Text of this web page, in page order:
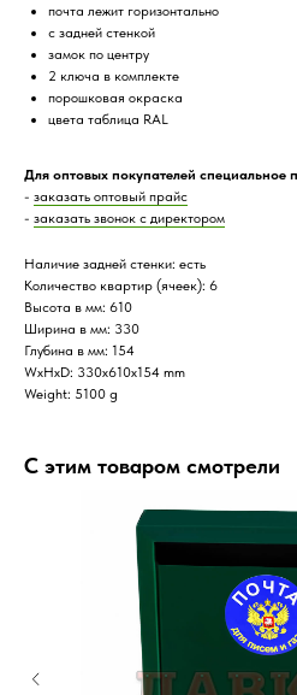
почта лежит горизонтально
с задней стенкой
замок по центру
2 ключа в комплекте
порошковая окраска
цвета таблица RAL
Для оптовых покупателей специальное
- заказать оптовый прайс
- заказать звонок с директором
Наличие задней стенки: есть
Количество квартир (ячеек): 6
Высота в мм: 610
Ширина в мм: 330
Глубина в мм: 154
WxHxD: 330x610x154 mm
Weight: 5100 g
С этим товаром смотрели